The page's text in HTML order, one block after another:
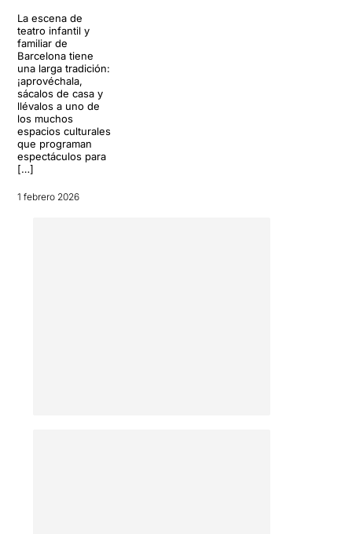
La escena de
teatro infantil y
familiar de
Barcelona tiene
una larga tradición:
¡aprovéchala,
sácalos de casa y
llévalos a uno de
los muchos
espacios culturales
que programan
espectáculos para
[…]
1 febrero 2026